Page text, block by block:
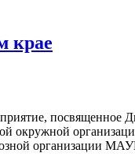
крае
окружной